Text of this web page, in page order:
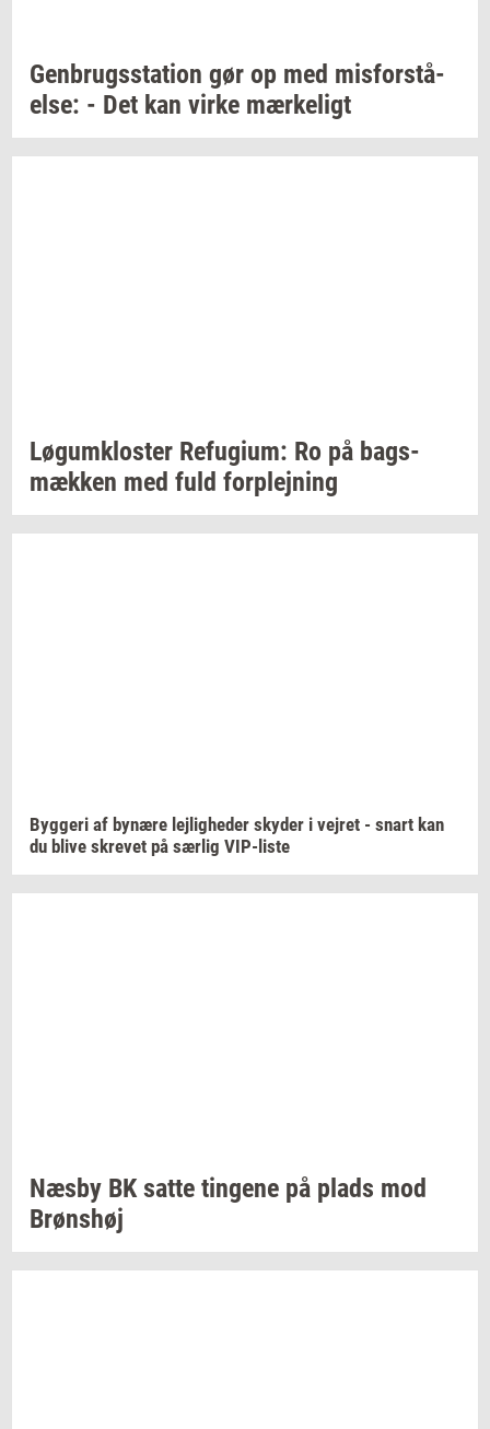
Gen­brugs­sta­tion gør op med mis­for­stå­
el­se: - Det kan virke mær­ke­ligt
Løgum­klo­ster Re­fu­gi­um: Ro på bags­
mæk­ken med fuld for­plej­ning
Byg­ge­ri af by­næ­re lej­lig­he­der sky­der i vej­ret - snart kan
du blive skre­vet på sær­lig VIP-​liste
Næsby BK satte tin­ge­ne på plads mod
Brøns­høj